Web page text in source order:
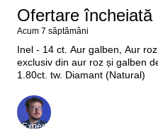
Ofertare încheiată
Acum 7 săptămâni
Inel - 14 ct. Aur galben, Aur
exclusiv din aur roz și galben
1.80ct. tw. Diamant (Natural)
Expert